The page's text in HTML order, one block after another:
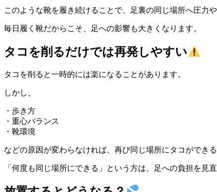
このような靴を履き続けることで、足裏の同じ場所へ圧力
毎日履く靴だからこそ、足への影響も大きくなります。
タコを削るだけでは再発しやすい
タコを削ると一時的には楽になることがあります。
しかし、
・歩き方
・重心バランス
・靴環境
などの原因が変わらなければ、再び同じ場所にタコができる
「何度も同じ場所にできる」という方は、足への負担を見